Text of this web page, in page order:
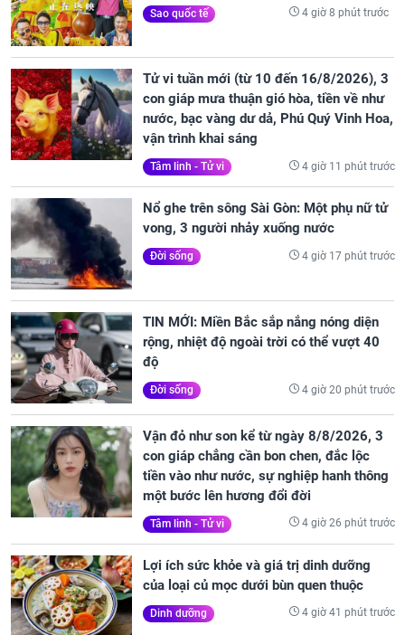
Sao quốc tế 4 giờ 8 phút trước
Tử vi tuần mới (từ 10 đến 16/8/2026), 3
con giáp mưa thuận gió hòa, tiền về như
nước, bạc vàng dư dả, Phú Quý Vinh Hoa,
vận trình khai sáng
Tâm linh - Tử vi 4 giờ 11 phút trước
Nổ ghe trên sông Sài Gòn: Một phụ nữ tử
vong, 3 người nhảy xuống nước
Đời sống 4 giờ 17 phút trước
TIN MỚI: Miền Bắc sắp nắng nóng diện
rộng, nhiệt độ ngoài trời có thể vượt 40
độ
Đời sống 4 giờ 20 phút trước
Vận đỏ như son kể từ ngày 8/8/2026, 3
con giáp chẳng cần bon chen, đắc lộc
tiền vào như nước, sự nghiệp hanh thông
một bước lên hương đổi đời
Tâm linh - Tử vi 4 giờ 26 phút trước
Lợi ích sức khỏe và giá trị dinh dưỡng
của loại củ mọc dưới bùn quen thuộc
Dinh dưỡng 4 giờ 41 phút trước